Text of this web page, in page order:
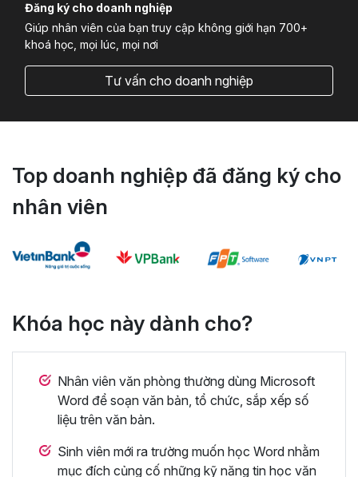
Đăng ký cho doanh nghiệp
Giúp nhân viên của bạn truy cập không giới hạn 700+
khoá học, mọi lúc, mọi nơi
Tư vấn cho doanh nghiệp
Top doanh nghiệp đã đăng ký cho
nhân viên
Khóa học này dành cho?
Nhân viên văn phòng thường dùng Microsoft
Word để soạn văn bản, tổ chức, sắp xếp số
liệu trên văn bản.
Sinh viên mới ra trường muốn học Word nhằm
mục đích củng cố những kỹ năng tin học văn